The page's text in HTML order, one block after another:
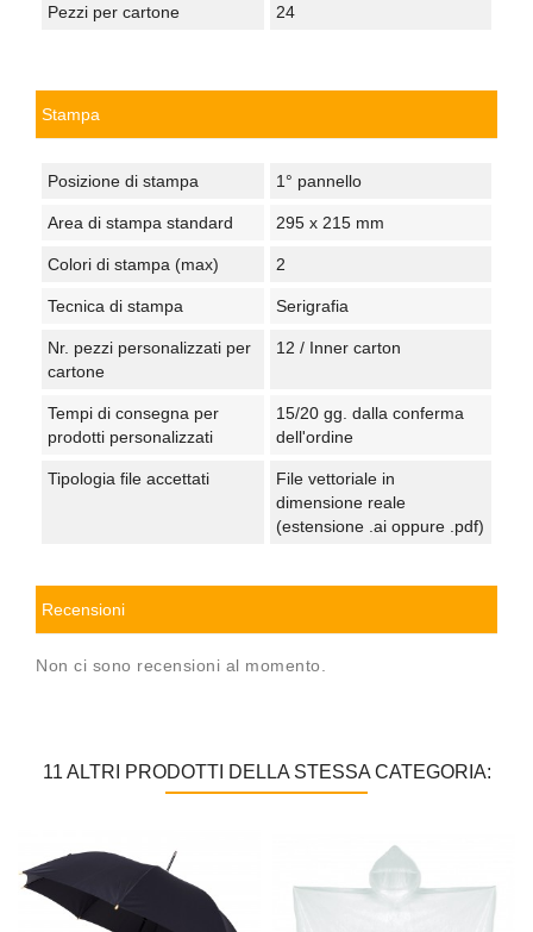
Pezzi per cartone 24
Stampa
Posizione di stampa 1° pannello
Area di stampa standard 295 x 215 mm
Colori di stampa (max) 2
Tecnica di stampa Serigrafia
Nr. pezzi personalizzati per
cartone
12 / Inner carton
Tempi di consegna per
prodotti personalizzati
15/20 gg. dalla conferma
dell'ordine
Tipologia file accettati
File vettoriale in
dimensione reale
(estensione .ai oppure .pdf)
Recensioni
Non ci sono recensioni al momento.
11 ALTRI PRODOTTI DELLA STESSA CATEGORIA: